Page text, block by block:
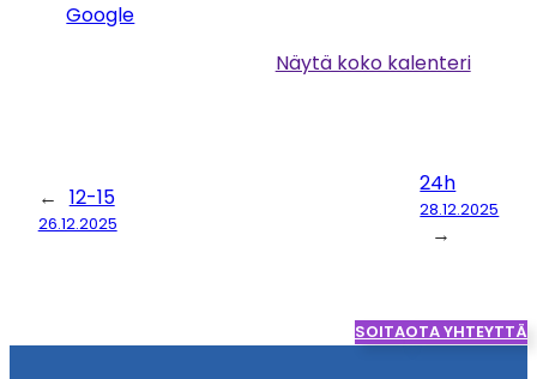
Google
Näytä koko kalenteri
← 12-15
26.12.2025
24h
28.12.2025
→
SOITAOTA YHTEYTTÄ